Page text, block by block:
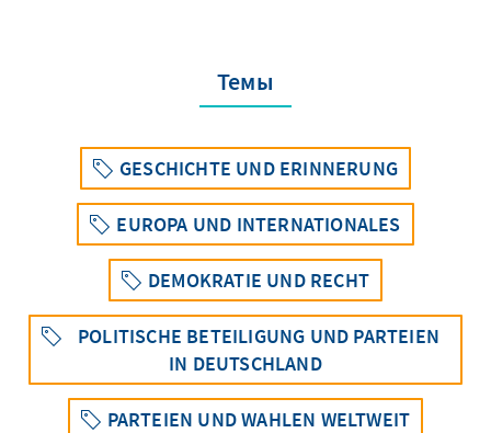
Темы
GESCHICHTE UND ERINNERUNG
EUROPA UND INTERNATIONALES
DEMOKRATIE UND RECHT
POLITISCHE BETEILIGUNG UND PARTEIEN
IN DEUTSCHLAND
PARTEIEN UND WAHLEN WELTWEIT